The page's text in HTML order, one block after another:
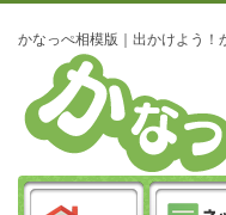
かなっぺ相模版｜出かけよう！